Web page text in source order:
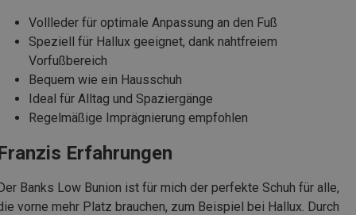
Vollleder für optimale Anpassung an den Fuß
Speziell für Hallux geeignet, dank nahtfreiem
Vorfußbereich
Bequem wie ein Hausschuh
Ideal für Alltag und Spaziergänge
Regelmäßige Imprägnierung empfohlen
Erfahrungen
Banks Low Bunion ist für mich der perfekte Schuh für alle,
vorne mehr Platz brauchen, zum Beispiel bei Hallux. Durch